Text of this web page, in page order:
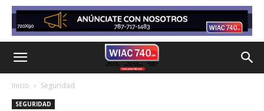
Inicio Seguridad
SEGURIDAD